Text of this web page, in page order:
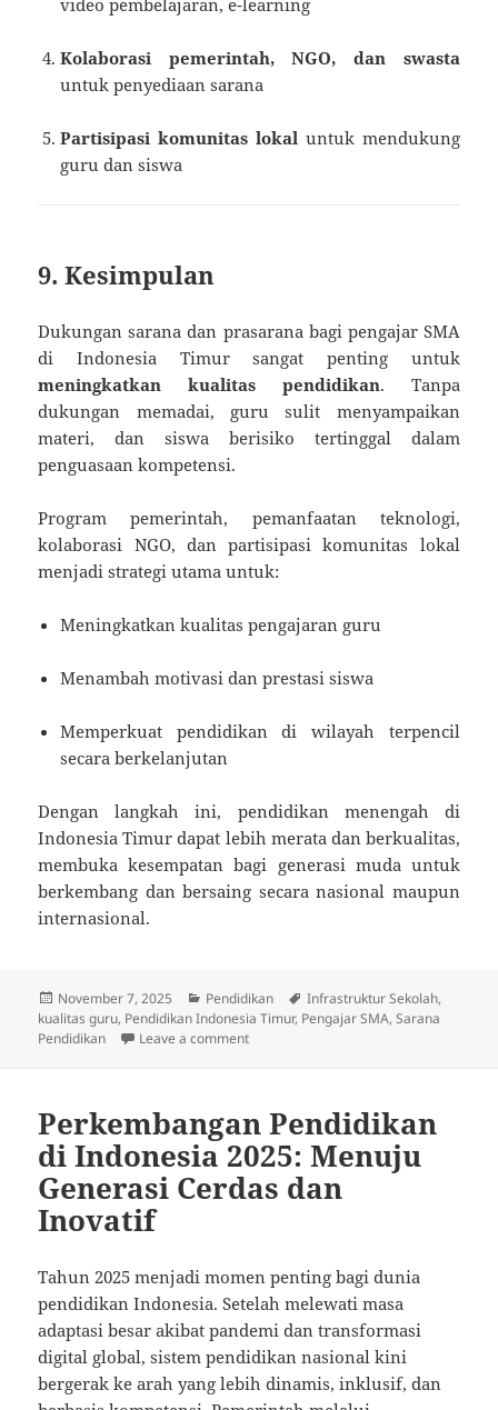
video pembelajaran, e-learning
Kolaborasi pemerintah, NGO, dan swasta
untuk penyediaan sarana
Partisipasi komunitas lokal untuk mendukung
guru dan siswa
9. Kesimpulan
Dukungan sarana dan prasarana bagi pengajar SMA
di Indonesia Timur sangat penting untuk
meningkatkan kualitas pendidikan. Tanpa
dukungan memadai, guru sulit menyampaikan
materi, dan siswa berisiko tertinggal dalam
penguasaan kompetensi.
Program pemerintah, pemanfaatan teknologi,
kolaborasi NGO, dan partisipasi komunitas lokal
menjadi strategi utama untuk:
Meningkatkan kualitas pengajaran guru
Menambah motivasi dan prestasi siswa
Memperkuat pendidikan di wilayah terpencil
secara berkelanjutan
Dengan langkah ini, pendidikan menengah di
Indonesia Timur dapat lebih merata dan berkualitas,
membuka kesempatan bagi generasi muda untuk
berkembang dan bersaing secara nasional maupun
internasional.
Posted
on
November 7, 2025 Categories
Pendidikan Tags
Infrastruktur Sekolah,
kualitas guru, Pendidikan Indonesia Timur, Pengajar SMA,Sarana
Pendidikan
Leave a commenton Dukungan Sarana dan Prasarana
Perkembangan Pendidikan
di Indonesia 2025: Menuju
Generasi Cerdas dan
Inovatif
Tahun 2025 menjadi momen penting bagi dunia
pendidikan Indonesia. Setelah melewati masa
adaptasi besar akibat pandemi dan transformasi
digital global, sistem pendidikan nasional kini
bergerak ke arah yang lebih dinamis, inklusif, dan